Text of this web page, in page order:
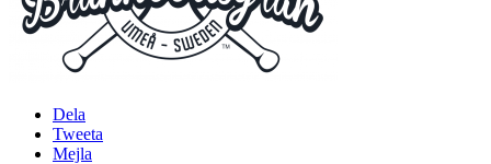
Dela
Tweeta
Mejla